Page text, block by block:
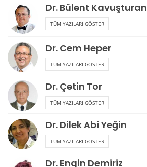
Dr. Bülent Kavuşturan
TÜM YAZILARI GÖSTER
Dr. Cem Heper
TÜM YAZILARI GÖSTER
Dr. Çetin Tor
TÜM YAZILARI GÖSTER
Dr. Dilek Abi Yeğin
TÜM YAZILARI GÖSTER
Dr. Engin Demiriz